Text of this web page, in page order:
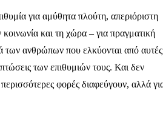
για αμύθητα πλούτη, απεριόριστη
και τη χώρα – για πραγματική
των ανθρώπων που ελκύονται από αυτές
των επιθυμιών τους. Και δεν
περισσότερες φορές διαφεύγουν, αλλά